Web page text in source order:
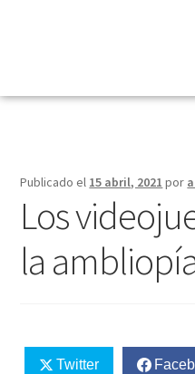
Publicado el 15 abril, 2021 por
Los
la
Twitter